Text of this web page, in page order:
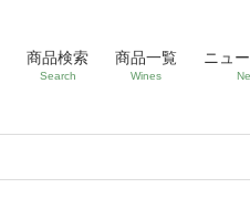
商品検索
Search
商品一覧
Wines
ニュ